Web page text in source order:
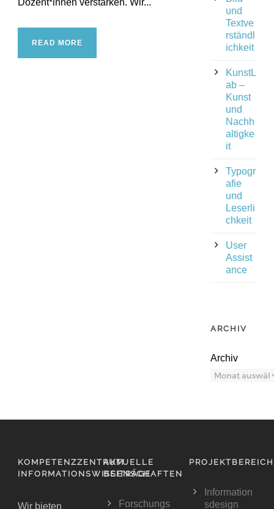
Dozent*innen verstärken. Wir...
READ MORE
und
Textve
rständl
ichkeit
KunstL
ab –
Kunst
und
Nachh
altigke
it
Typogr
afie
und
Leserli
chkeit
User
Assist
ance
ARCHIV
Archiv
KOMPETENZZENTRUM
INFORMATIONSWISSENSCHAFTEN
Wir bieten
AKTUELLE
BEITRÄGE
Forschungs
Information
sdesign